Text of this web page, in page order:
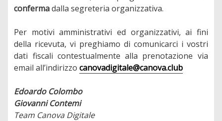
confermadalla segreteria organizzativa.
Per motivi amministrativi ed organizzativi, ai fini
della ricevuta, vi preghiamo di comunicarci i vostri
dati fiscali contestualmente alla prenotazione via
email all’indirizzocanovadigitale@canova.club
Edoardo Colombo
Giovanni Contemi
Team Canova Digitale